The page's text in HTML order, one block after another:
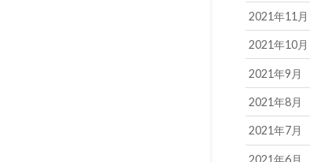
2021年11月
2021年10月
2021年9月
2021年8月
2021年7月
2021年6月